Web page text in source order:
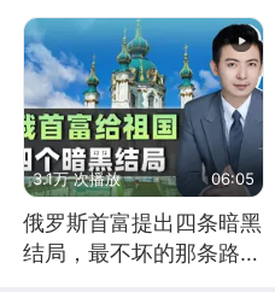
3.1万 次播放 06:05
俄罗斯首富提出四条暗黑
结局，最不坏的那条路是